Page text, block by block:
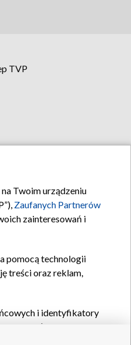
TVP
Twoim urządzeniu
Zaufanych Partnerów
zainteresowań i
pomocą technologii
treści oraz reklam,
i identyfikatory
pozostałych
spersonalizowanych